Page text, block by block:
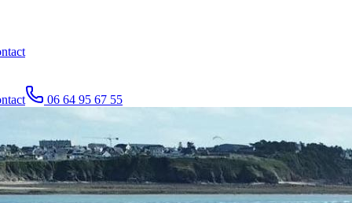
06 64 95 67 55